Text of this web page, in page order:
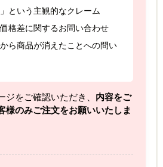
」という主観的なクレーム
格差に関するお問い合わせ
ら商品が消えたことへの問い
ジをご確認いただき、 内容をご
様のみご注文をお願いいたしま